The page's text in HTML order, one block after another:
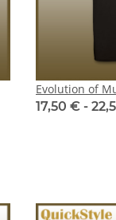
Evolution of
17,50 € -